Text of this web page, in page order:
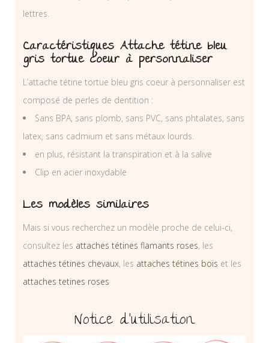
lettres.
Caractéristiques Attache tétine bleu
gris tortue coeur à personnaliser
L’attache tétine tortue bleu gris coeur à personnaliser est
composé de perles de dentition :
Sans BPA, sans plomb, sans PVC, sans phtalates, sans
latex, sans cadmium et sans métaux lourds.
en plus, résistant la transpiration et à la salive
Clip en acier inoxydable
Les modèles similaires
Mais si vous recherchez un modèle proche de celui-ci,
consultez les attaches tétines flamants roses, les
attaches tétines chevaux, les attaches tétines bois et les
attaches tetines roses
Notice d’utilisation